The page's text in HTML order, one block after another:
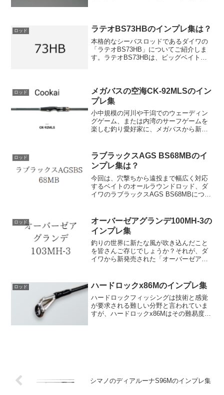
ロッド ラテオBS73HBのインプレ集は？
本格的なシーバスロッドであるダイワの
「ラテオBS73HB」についてご紹介しま
す。ラテオBS73HBは、ビッグベイトや
りを豪快に楽しむ...
ロッド
メガバスの空海CK-92MLSのイン
プレ集
小中規模の河川や干潟でのウェーディン
グゲーム、または内湾のサーフゲームを
楽しむ釣り愛好家に、メガバスから新た
ドは、軽～中量級のルアー全般に対応可
能で、その使い勝手...
ロッド
ラブラックスAGS BS68MBのイ
ンプレ集は？
今回は、穴撃ちから遠投まで幅広く対応
するベイトのオールラウンドロッド、ダ
イワのラブラックスAGS BS68MBについ
より、釣り場への移動や保管時にも優れ
た携帯性...
ロッド
オーバーゼアグランデ100MH-3の
インプレ集
釣りの世界に新たな風が吹き込んだこと
を皆さんご存じでしょうか？それが、ダ
イワから新発売された「オーバーゼアグ
ワーモデルは、その特性を最大限に活か
すことで、全ての水...
ロッド ハードロックx86Mのインプレ集
ハードロックフィッシングは技術と感覚
が要求される難しい分野と言われていま
すが、ハードロックx86Mはその難易度を
シマノのディアルーナS96Mのインプレ集